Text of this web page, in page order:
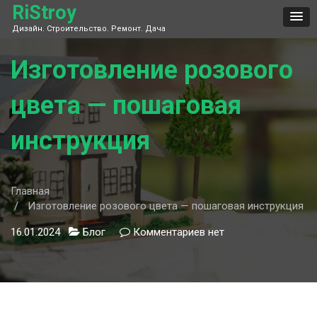
Skip
content
RiStroy
Дизайн. Строительство. Ремонт. Дача
Изготовление розового
цвета — пошаговая
инструкция
Главная
Изготовление розового цвета — пошаговая инструкция
16.01.2024 Блог Комментариев кнет